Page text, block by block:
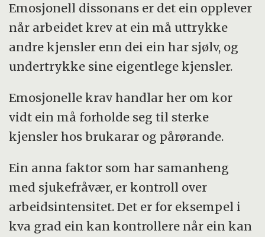
Emosjonell dissonans er det ein opplever
når arbeidet krev at ein må uttrykke
andre kjensler enn dei ein har sjølv, og
undertrykke sine eigentlege kjensler.
Emosjonelle krav handlar her om kor
vidt ein må forholde seg til sterke
kjensler hos brukarar og pårørande.
Ein anna faktor som har samanheng
med sjukefråvær, er kontroll over
arbeidsintensitet. Det er for eksempel i
kva grad ein kan kontrollere når ein kan